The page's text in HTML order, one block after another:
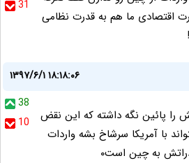
31
اقتصادی ما هم به قدرت نظامی
۱۳۹۷/۶/۱ ۱۸:۱۸:۰۶
38
10
پائین نگه داشته که این نقض
با آمریکا سرشاخ بشه واردات
به چین است۰